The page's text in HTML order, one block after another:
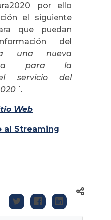
por ello
el siguiente
que puedan
del
una nueva
para la
servicio del
Web
al Streaming